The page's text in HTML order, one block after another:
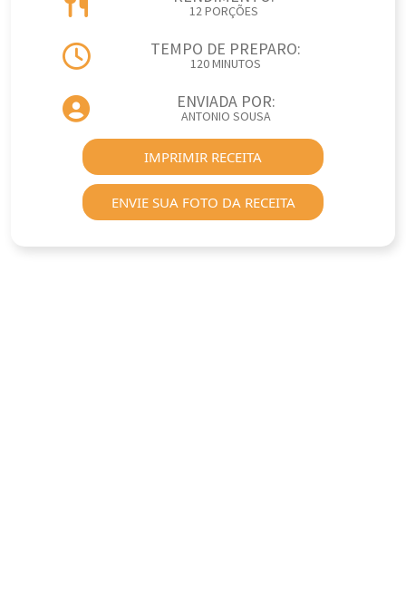
12 PORÇÕES
TEMPO DE PREPARO:
120 MINUTOS
ENVIADA POR:
ANTONIO SOUSA
IMPRIMIR RECEITA
ENVIE SUA FOTO DA RECEITA